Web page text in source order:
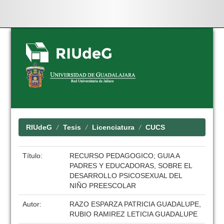
Skip
navigation
RIUdeG Tesis Licenciatura CUCS
Título:
RECURSO PEDAGOGICO; GUIA A
PADRES Y EDUCADORAS, SOBRE EL
DESARROLLO PSICOSEXUAL DEL
NIÑO PREESCOLAR
Autor:
RAZO ESPARZA PATRICIA GUADALUPE,
RUBIO RAMIREZ LETICIA GUADALUPE